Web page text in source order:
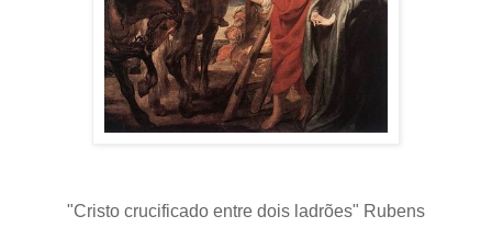
"Cristo crucificado entre dois ladrões" Rubens